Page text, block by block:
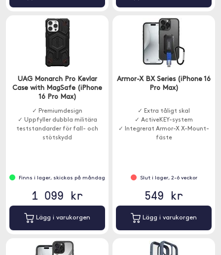
UAG Monarch Pro Kevlar
Case with MagSafe (iPhone
16 Pro Max)
✓ Premiumdesign
✓ Uppfyller dubbla militära
teststandarder för fall- och
stötskydd
Finns i lager, skickas på måndag
1 099 kr
Lägg i varukorgen
Armor-X BX Series (iPhone 16
Pro Max)
✓ Extra tåligt skal
✓ ActiveKEY-system
✓ Integrerat Armor-X X-Mount-
fäste
Slut i lager, 2-6 veckor
549 kr
Lägg i varukorgen